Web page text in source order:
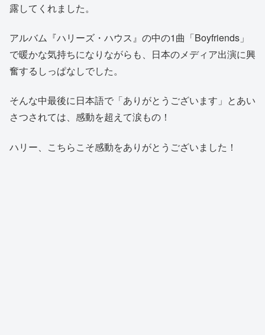
露してくれました。
アルバム『ハリーズ・ハウス』の中の1曲「Boyfriends」
で暖かな気持ちになりながらも、日本のメディア出演に興
奮するしっぱなしでした。
そんな中最後に日本語で「ありがとうございます」とあい
さつされては、感動を超えて涙もの！
ハリー、こちらこそ感動をありがとうございました！